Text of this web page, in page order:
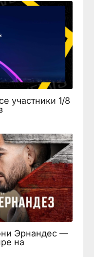
участники 1/8
Эрнандес —
на